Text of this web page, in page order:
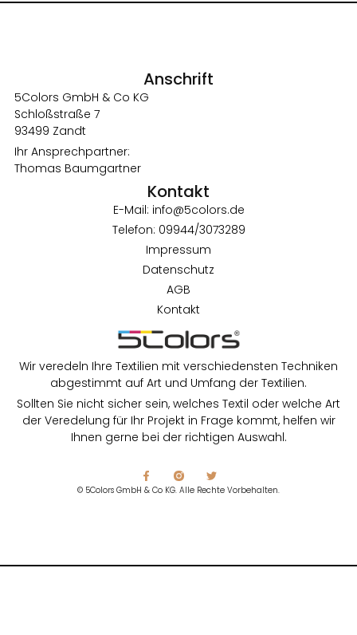
Wir veredeln Ihre Textilien mit verschiedensten Techniken
abgestimmt auf Art und Umfang der Textilien.
Sollten Sie nicht sicher sein, welches Textil oder welche Art
der Veredelung für Ihr Projekt in Frage kommt, helfen wir
Ihnen gerne bei der richtigen Auswahl.
© 5Colors GmbH & Co KG. Alle Rechte Vorbehalten.
Anschrift
5Colors GmbH & Co KG
Schloßstraße 7
93499 Zandt
Ihr Ansprechpartner:
Thomas Baumgartner
Kontakt
E-Mail: info@5colors.de
Telefon: 09944/3073289
Impressum
Datenschutz
AGB
Kontakt